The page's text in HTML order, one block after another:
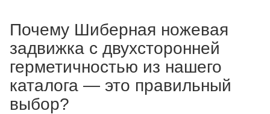
Почему Шиберная ножевая
задвижка с двухсторонней
герметичностью из нашего
каталога — это правильный
выбор?